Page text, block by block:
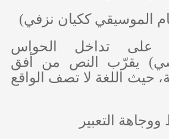
على تداخل الحواس
يقرّب النص من أفق
حيث اللغة لا تصف الواقع